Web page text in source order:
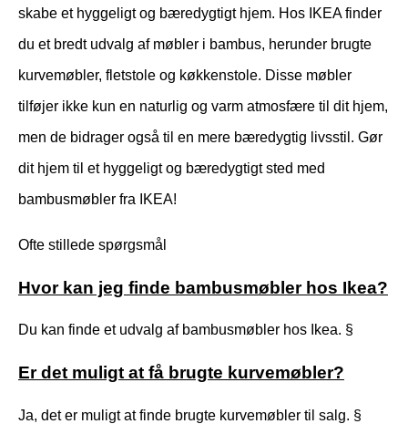
skabe et hyggeligt og bæredygtigt hjem. Hos IKEA finder
du et bredt udvalg af møbler i bambus, herunder brugte
kurvemøbler, fletstole og køkkenstole. Disse møbler
tilføjer ikke kun en naturlig og varm atmosfære til dit hjem,
men de bidrager også til en mere bæredygtig livsstil. Gør
dit hjem til et hyggeligt og bæredygtigt sted med
bambusmøbler fra IKEA!
Ofte stillede spørgsmål
Hvor kan jeg finde bambusmøbler hos Ikea?
Du kan finde et udvalg af bambusmøbler hos Ikea. §
Er det muligt at få brugte kurvemøbler?
Ja, det er muligt at finde brugte kurvemøbler til salg. §